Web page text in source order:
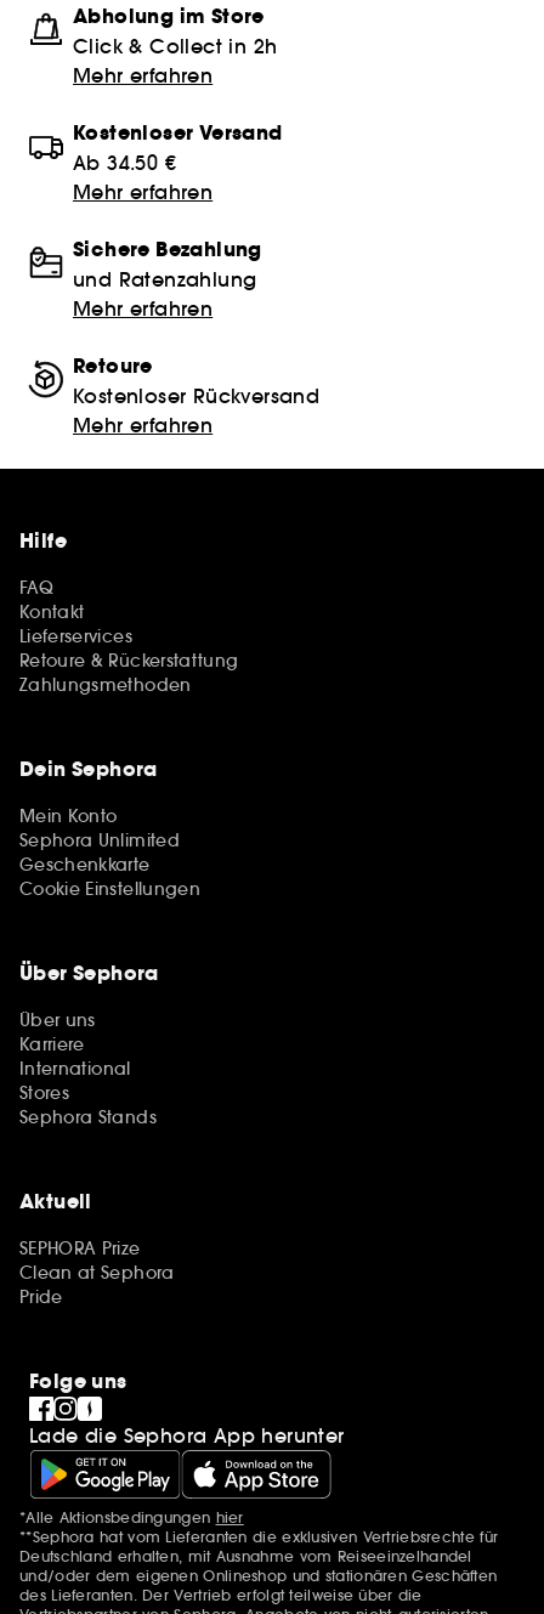
Abholung im Store
Click & Collect in 2h
Mehr erfahren
Kostenloser Versand
Ab 34.50 €
Mehr erfahren
Sichere Bezahlung
und Ratenzahlung
Mehr erfahren
Retoure
Kostenloser Rückversand
Mehr erfahren
Hilfe
FAQ
Kontakt
Lieferservices
Retoure & Rückerstattung
Zahlungsmethoden
Dein Sephora
Mein Konto
Sephora Unlimited
Geschenkkarte
Cookie Einstellungen
Über Sephora
Über uns
Karriere
International
Stores
Sephora Stands
Aktuell
SEPHORA Prize
Clean at Sephora
Pride
Folge uns
Lade die Sephora App herunter
Zusätzlich Erwähnungen
*Alle Aktionsbedingungen hier
**Sephora hat vom Lieferanten die exklusiven Vertriebsrechte für
Deutschland erhalten, mit Ausnahme vom Reiseeinzelhandel
und/oder dem eigenen Onlineshop und stationären Geschäften
des Lieferanten. Der Vertrieb erfolgt teilweise über die